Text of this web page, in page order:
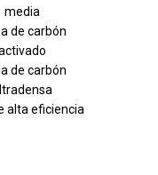
media
de carbón
de carbón
alta eficiencia